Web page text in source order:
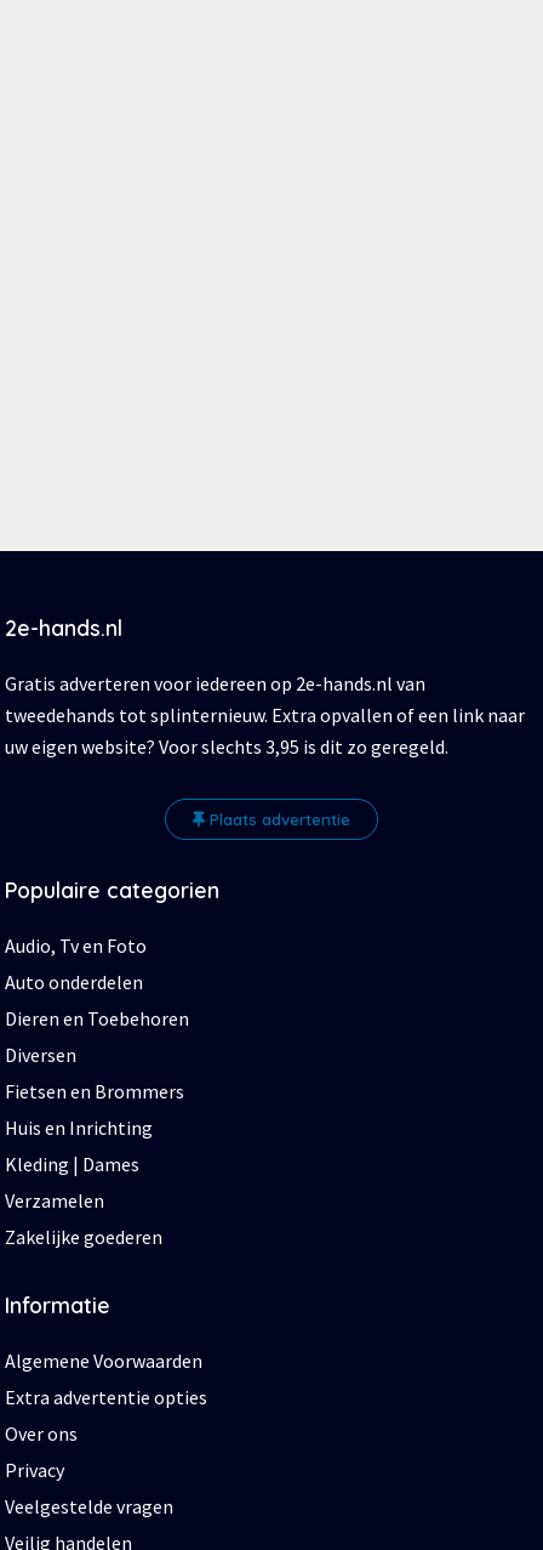
2e-hands.nl
Gratis adverteren voor iedereen op 2e-hands.nl van
tweedehands tot splinternieuw. Extra opvallen of een link naar
uw eigen website? Voor slechts 3,95 is dit zo geregeld.
Plaats advertentie
Populaire categorien
Audio, Tv en Foto
Auto onderdelen
Dieren en Toebehoren
Diversen
Fietsen en Brommers
Huis en Inrichting
Kleding | Dames
Verzamelen
Zakelijke goederen
Informatie
Algemene Voorwaarden
Extra advertentie opties
Over ons
Privacy
Veelgestelde vragen
Veilig handelen